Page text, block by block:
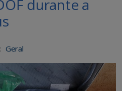
durante a
Geral